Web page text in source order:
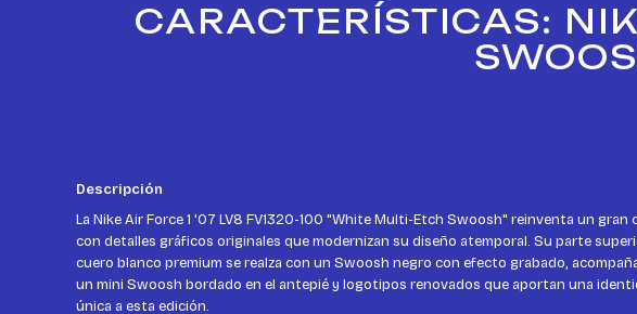
CARACTERÍSTICAS:
Descripción
La Nike Air Force 1 '07 LV8 FV1320-100 "White Multi-Etch Swoosh" reinventa un gran
con detalles gráficos originales que modernizan su diseño atemporal. Su parte
cuero blanco premium se realza con un Swoosh negro con efecto grabado,
un mini Swoosh bordado en el antepié y logotipos renovados que aportan una
única a esta edición.